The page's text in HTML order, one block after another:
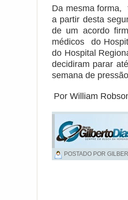
Da mesma forma,
a partir desta
de um acordo
médicos do
do Hospital
decidiram parar
semana de
Por William
POSTADO POR